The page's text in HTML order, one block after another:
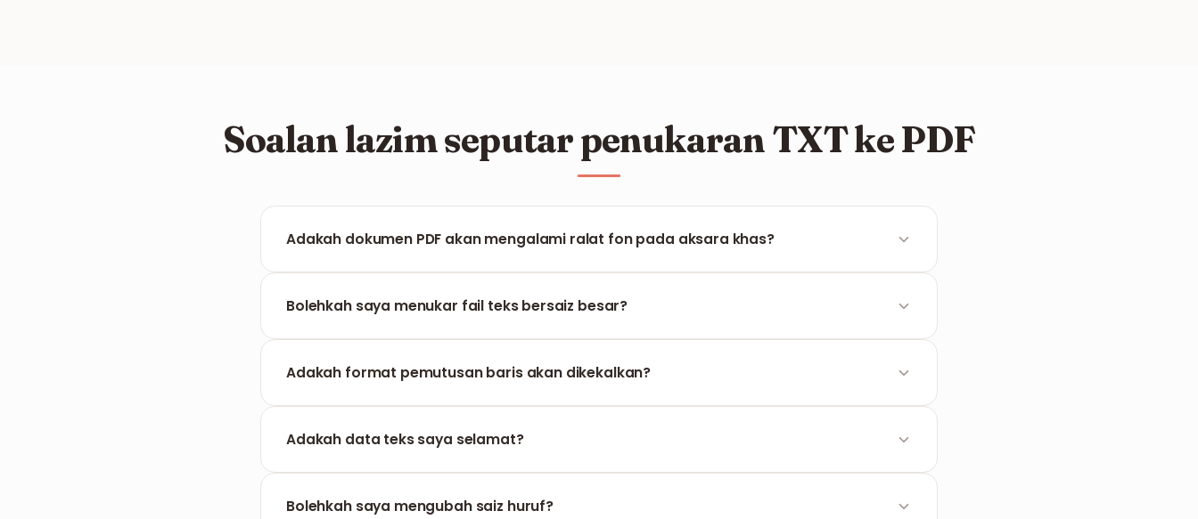
Soalan lazim seputar penukaran TXT ke PDF
Adakah dokumen PDF akan mengalami ralat fon pada aksara khas?
dipaparkan dengan ketepatan 100%.
Bolehkah saya menukar fail teks bersaiz besar?
Adakah format pemutusan baris akan dikekalkan?
pada fail asal.
Adakah data teks saya selamat?
Bolehkah saya mengubah saiz huruf?